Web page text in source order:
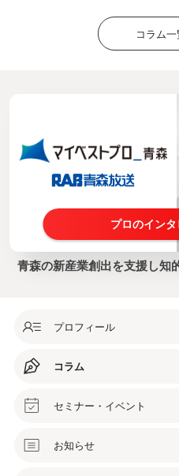
コラム
プロのイン
青森の新産業創出を支援し知
プロフィール
コラム
セミナー・イベント
お知らせ